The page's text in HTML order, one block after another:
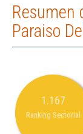
Resumen
Paraiso
1.167
Ranking Sectorial